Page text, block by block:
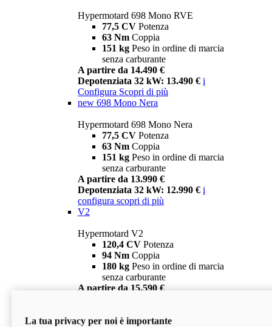
Hypermotard 698 Mono RVE
77,5 CV Potenza
63 Nm Coppia
151 kg Peso in ordine di marcia
senza carburante
A partire da 14.490 €
Depotenziata 32 kW: 13.490 € i
Configura Scopri di più
new 698 Mono Nera
Hypermotard 698 Mono Nera
77,5 CV Potenza
63 Nm Coppia
151 kg Peso in ordine di marcia
senza carburante
A partire da 13.990 €
Depotenziata 32 kW: 12.990 € i
configura scopri di più
V2
Hypermotard V2
120,4 CV Potenza
94 Nm Coppia
180 kg Peso in ordine di marcia
senza carburante
A partire da 15.590 €
V2 SP
La tua privacy per noi è importante